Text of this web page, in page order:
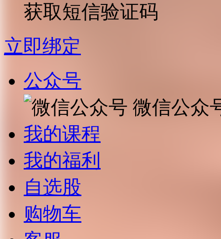
获取短信验证码
立即绑定
公众号
微信公众
我的课程
我的福利
自选股
购物车